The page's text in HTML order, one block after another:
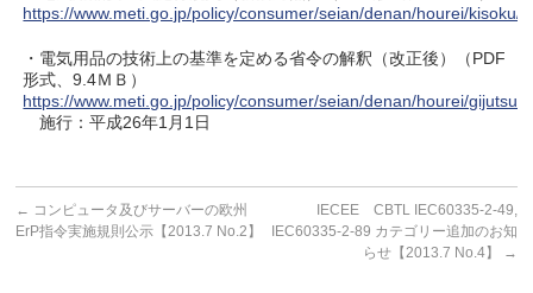
https://www.meti.go.jp/policy/consumer/seian/denan/hourei/kisoku/
・電気用品の技術上の基準を定める省令の解釈（改正後）（PDF
形式、9.4ＭＢ）
https://www.meti.go.jp/policy/consumer/seian/denan/hourei/
施行：平成26年1月1日
← コンピュータ及びサーバーの欧州
ErP指令実施規則公示【2013.7 No.2】
IECEE CBTL IEC60335-2-49,
IEC60335-2-89 カテゴリー追加のお知
らせ【2013.7 No.4】
→